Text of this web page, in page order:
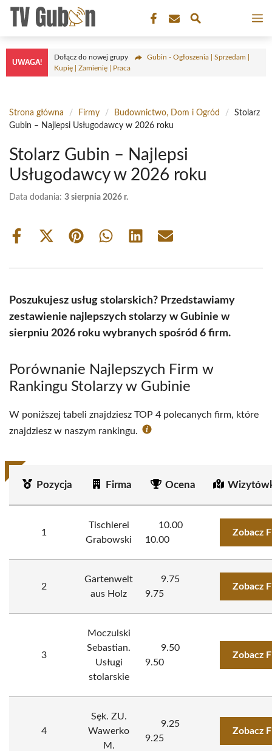
Przejdź
treści
UWAGA!
Dołącz do nowej grupy
Gubin - Ogłoszenia | Sprzedam |
Kupię | Zamienię | Praca
Strona główna / Firmy / Budownictwo, Dom i Ogród /
Stolarz
Gubin – Najlepsi Usługodawcy w 2026 roku
Stolarz Gubin – Najlepsi
Usługodawcy w 2026 roku
Data dodania: 3 sierpnia 2026 r.
Share
Share
(Twitter)
Share Share Share Share
Poszukujesz usług stolarskich? Przedstawiamy
zestawienie najlepszych stolarzy w Gubinie w
sierpniu 2026 roku wybranych spośród 6 firm.
Porównanie Najlepszych Firm w
Rankingu Stolarzy w Gubinie
W poniższej tabeli znajdziesz TOP 4 polecanych firm, które
znajdziesz w naszym rankingu.
Pozycja Firma Ocena
1
Tischlerei
Grabowski
10.00
10.00
Zobacz
2
Gartenwelt
aus Holz
9.75
9.75
Zobacz
3
Moczulski
Sebastian.
Usługi
stolarskie
9.50
9.50
Zobacz
4
Sęk. ZU.
Wawerko
M.
9.25
9.25
Zobacz